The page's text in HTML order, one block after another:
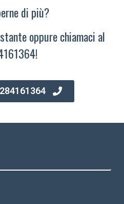
di più?
oppure chiamaci al